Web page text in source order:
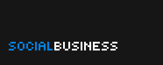
SOCIALBUSINESS